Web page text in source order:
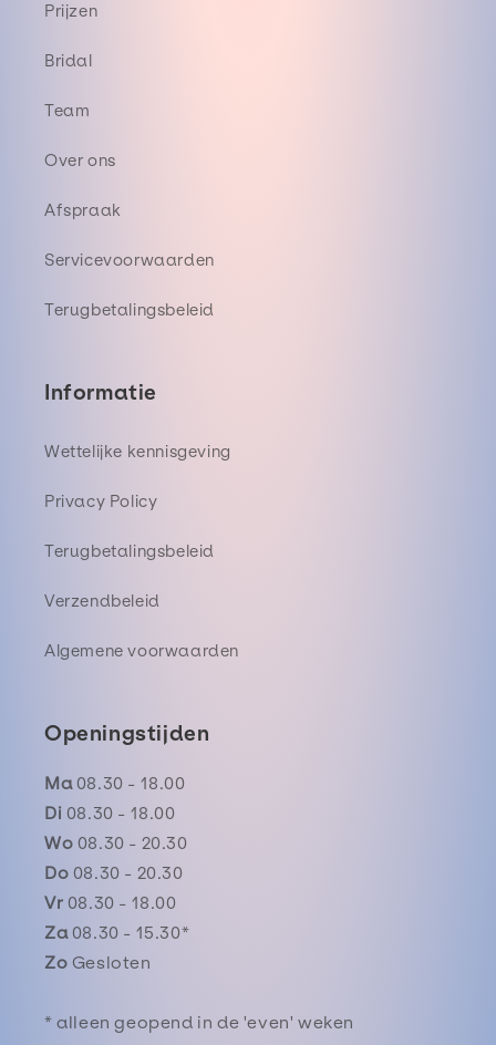
Prijzen
Bridal
Team
Over ons
Afspraak
Servicevoorwaarden
Terugbetalingsbeleid
Informatie
Wettelijke kennisgeving
Privacy Policy
Terugbetalingsbeleid
Verzendbeleid
Algemene voorwaarden
Openingstijden
Ma08.30 - 18.00
Di 08.30 - 18.00
Wo 08.30 - 20.30
Do 08.30 - 20.30
Vr 08.30 - 18.00
Za08.30 - 15.30*
Zo Gesloten
* alleen geopend in de 'even' weken